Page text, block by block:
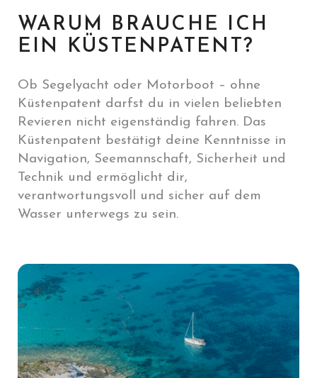
WARUM BRAUCHE ICH
EIN KÜSTENPATENT?
Ob Segelyacht oder Motorboot – ohne
Küstenpatent darfst du in vielen beliebten
Revieren nicht eigenständig fahren. Das
Küstenpatent bestätigt deine Kenntnisse in
Navigation, Seemannschaft, Sicherheit und
Technik und ermöglicht dir,
verantwortungsvoll und sicher auf dem
Wasser unterwegs zu sein.